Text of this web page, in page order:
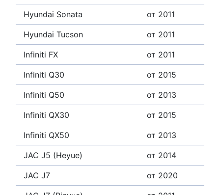
Hyundai Sonata от 2011
Hyundai Tucson от 2011
Infiniti FX от 2011
Infiniti Q30 от 2015
Infiniti Q50 от 2013
Infiniti QX30 от 2015
Infiniti QX50 от 2013
JAC J5 (Heyue) от 2014
JAC J7 от 2020